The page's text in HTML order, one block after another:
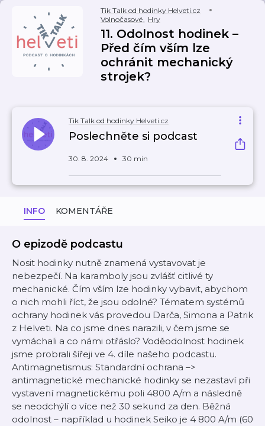
Tik Talk od hodinky Helveti.cz
Volnočasové, Hry
11. Odolnost hodinek –
Před čím vším lze
ochránit mechanický
strojek?
Tik Talk od hodinky Helveti.cz
Poslechněte si podcast
30. 8. 2024 30 min
INFO KOMENTÁŘE
O epizodě podcastu
Nosit hodinky nutně znamená vystavovat je
nebezpečí. Na karamboly jsou zvlášť citlivé ty
mechanické. Čím vším lze hodinky vybavit, abychom
o nich mohli říct, že jsou odolné? Tématem systémů
ochrany hodinek vás provedou Darča, Simona a Patrik
z Helveti. Na co jsme dnes narazili, v čem jsme se
vymáchali a co námi otřáslo? Voděodolnost hodinek
jsme probrali šířeji ve 4. díle našeho podcastu.
Antimagnetismus: Standardní ochrana –>
antimagnetické mechanické hodinky se nezastaví při
vystavení magnetickému poli 4800 A/m a následně
se neodchýlí o více než 30 sekund za den. Běžná
odolnost – například u hodinek Seiko je 4 800 A/m (60